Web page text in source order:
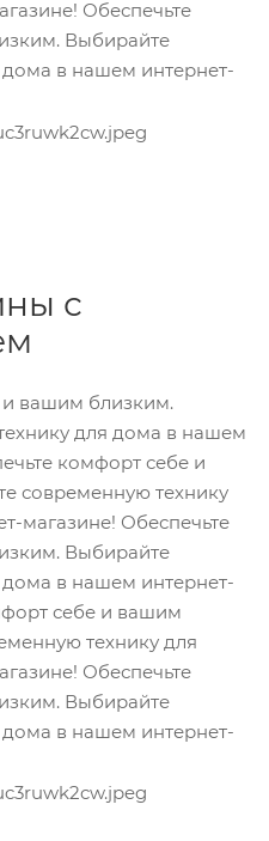
Обеспечьте
Выбирайте
в нашем интернет-
с
и вашим близким.
для дома в нашем
комфорт себе и
современную технику
магазине! Обеспечьте
Выбирайте
в нашем интернет-
себе и вашим
технику для
Обеспечьте
Выбирайте
в нашем интернет-